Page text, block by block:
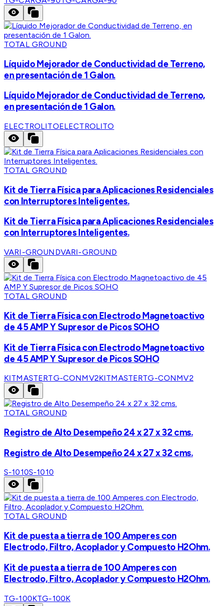
TOTAL GROUND
Líquido Mejorador de Conductividad de Terreno,
en presentación de 1 Galon.
Líquido Mejorador de Conductividad de Terreno,
en presentación de 1 Galon.
ELECTROLITOELECTROLITO
TOTAL GROUND
Kit de Tierra Física para Aplicaciones Residenciales
con Interruptores Inteligentes.
Kit de Tierra Física para Aplicaciones Residenciales
con Interruptores Inteligentes.
VARI-GROUNDVARI-GROUND
TOTAL GROUND
Kit de Tierra Física con Electrodo Magnetoactivo
de 45 AMP Y Supresor de Picos SOHO
Kit de Tierra Física con Electrodo Magnetoactivo
de 45 AMP Y Supresor de Picos SOHO
KITMASTERTG-CONMV2KITMASTERTG-CONMV2
TOTAL GROUND
Registro de Alto Desempeño 24 x 27 x 32 cms.
Registro de Alto Desempeño 24 x 27 x 32 cms.
S-1010S-1010
TOTAL GROUND
Kit de puesta a tierra de 100 Amperes con
Electrodo, Filtro, Acoplador y Compuesto H2Ohm.
Kit de puesta a tierra de 100 Amperes con
Electrodo, Filtro, Acoplador y Compuesto H2Ohm.
TG-100KTG-100K